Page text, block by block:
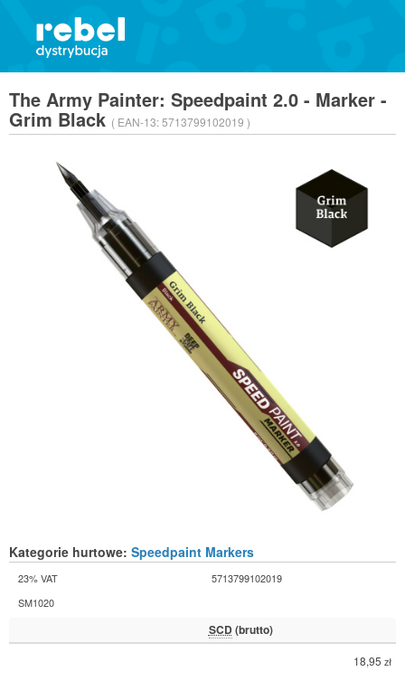
The Army Painter: Speedpaint 2.0 - Marker -
Grim Black ( EAN-13:5713799102019 )
Kategorie hurtowe: Speedpaint Markers
23% VAT
5713799102019
SM1020
SCD (brutto)
18,95 zł